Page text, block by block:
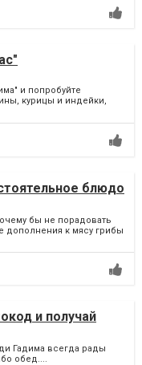
и попробуйте
курицы и индейки,
блюдо
бы не порадовать
дополнения к мясу грибы
и получай
Гадима всегда рады
обед....